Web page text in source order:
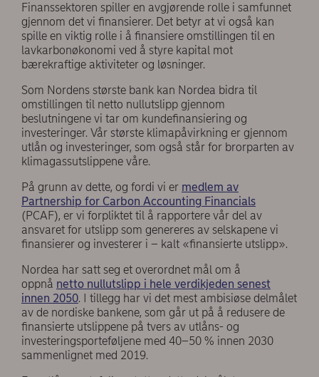
Finanssektoren spiller en avgjørende rolle i samfunnet
gjennom det vi finansierer. Det betyr at vi også kan
spille en viktig rolle i å finansiere omstillingen til en
lavkarbonøkonomi ved å styre kapital mot
bærekraftige aktiviteter og løsninger.
Som Nordens største bank kan Nordea bidra til
omstillingen til netto nullutslipp gjennom
beslutningene vi tar om kundefinansiering og
investeringer. Vår største klimapåvirkning er gjennom
utlån og investeringer, som også står for brorparten av
klimagassutslippene våre.
På grunn av dette, og fordi vi er medlem av
Partnership for Carbon Accounting Financials
(PCAF), er vi forpliktet til å rapportere vår del av
ansvaret for utslipp som genereres av selskapene vi
finansierer og investerer i – kalt «finansierte utslipp».
Nordea har satt seg et overordnet mål om å
oppnå netto nullutslipp i hele verdikjeden senest
innen 2050. I tillegg har vi det mest ambisiøse delmålet
av de nordiske bankene, som går ut på å redusere de
finansierte utslippene på tvers av utlåns- og
investeringsporteføljene med 40–50 % innen 2030
sammenlignet med 2019.